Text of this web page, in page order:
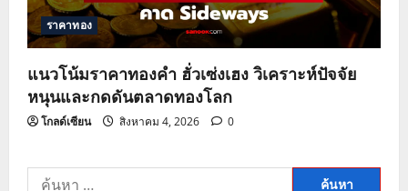
ราคาทอง
แนวโน้มราคาทองคำ ฮั่วเซ่งเฮง วิเคราะห์ปัจจัย
หนุนและกดดันตลาดทองโลก
โกลด์เซียน สิงหาคม 4, 2026 0
ค้นหา